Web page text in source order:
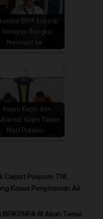
BBM Subsidi
Nelayan Bangka
Mencuat ke…
Kajati Kepri dan
Kepri Teken
MoU Pidana…
Cepat Puspom TNI,
Kasus Penyiraman Air
RI Akan Temui